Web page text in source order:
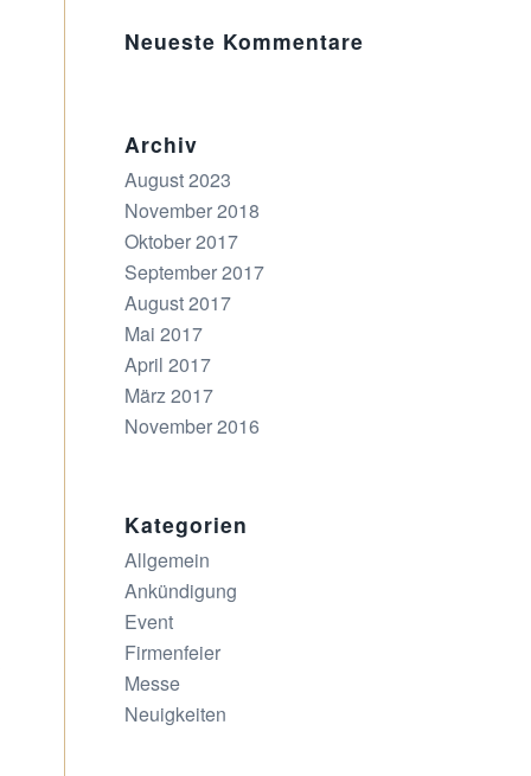
Neueste Kommentare
Archiv
August 2023
November 2018
Oktober 2017
September 2017
August 2017
Mai 2017
April 2017
März 2017
November 2016
Kategorien
Allgemein
Ankündigung
Event
Firmenfeier
Messe
Neuigkeiten